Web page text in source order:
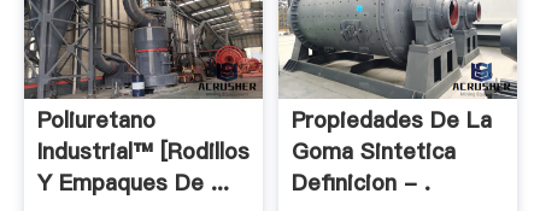
Poliuretano
Industrial™ [rodillos
Y Empaques De ...
Propiedades De La
Goma Sintetica
Definicion - .